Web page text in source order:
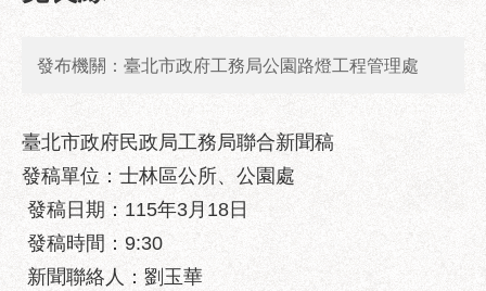
介
資
訊
政
府
資
訊
發布機關：臺北市政府工務局公園路燈工程管理處
臺北市政府民政局工務局聯合新聞稿
發稿單位：士林區公所、公園處
發稿日期：115年3月18日
發稿時間：9:30
新聞聯絡人：劉玉華